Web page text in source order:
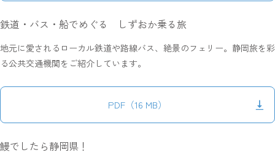
鉄道・バス・船でめぐる しずおか乗る旅
地元に愛されるローカル鉄道や路線バス、絶景のフェリー。静岡旅を彩
る公共交通機関をご紹介しています。
PDF（16 MB）
鰻でしたら静岡県！